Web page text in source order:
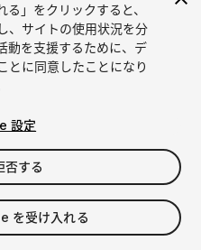
17
る」をクリックすると、
、サイトの使用状況を分
動を支援するために、デ
とに同意したことになり
設定
否する
を受け入れる